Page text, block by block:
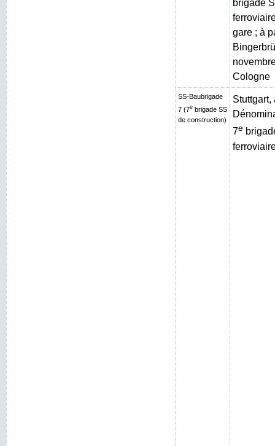
brigade
gare ; à
Cologne
SS-Baubrigade
7 (7e brigade SS
de construction)
Stuttgart,
7e